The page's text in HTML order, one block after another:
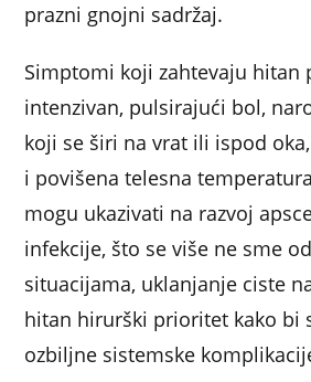
prazni gnojni sadržaj.
Simptomi koji zahtevaju hitan
intenzivan, pulsirajući bol,
koji se širi na vrat ili ispod
i povišena telesna
mogu ukazivati na razvoj
infekcije, što se više ne sme
situacijama, uklanjanje ciste
hitan hirurški prioritet kako bi
ozbiljne sistemske